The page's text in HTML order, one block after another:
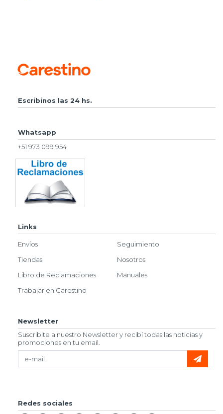
Escribinos las 24 hs.
Whatsapp
+51 973 099 954
Links
Envíos
Seguimiento
Tiendas
Nosotros
Libro de Reclamaciones
Manuales
Trabajar en Carestino
Newsletter
Suscribite a nuestro Newsletter y recibí todas las noticias y
promociones en tu email.
Redes sociales